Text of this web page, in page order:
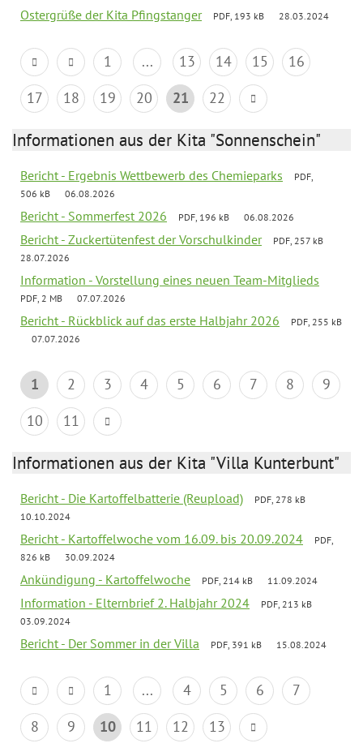
Ostergrüße der Kita Pfingstanger PDF, 193 kB 28.03.2024
1 ... 13 14 15
16
17
18 19 20 21 22
Informationen aus der Kita "Sonnenschein"
Bericht - Ergebnis Wettbewerb des Chemieparks
PDF,
506 kB
06.08.2026
Bericht - Sommerfest 2026 PDF, 196 kB 06.08.2026
Bericht - Zuckertütenfest der Vorschulkinder
PDF, 257 kB
28.07.2026
Information - Vorstellung eines neuen Team-Mitglieds
PDF, 2 MB 07.07.2026
Bericht - Rückblick auf das erste Halbjahr 2026
PDF, 255 kB
07.07.2026
1 2 3 4 5 6 7 8
9
10
11
Informationen aus der Kita "Villa Kunterbunt"
Bericht - Die Kartoffelbatterie (Reupload)
PDF, 278 kB
10.10.2024
Bericht - Kartoffelwoche vom 16.09. bis 20.09.2024
PDF,
826 kB
30.09.2024
Ankündigung - Kartoffelwoche PDF, 214 kB 11.09.2024
Information - Elternbrief 2. Halbjahr 2024
PDF, 213 kB
03.09.2024
Bericht - Der Sommer in der Villa PDF, 391 kB 15.08.2024
1 ... 4 5 6
7
8
9 10 11 12 13